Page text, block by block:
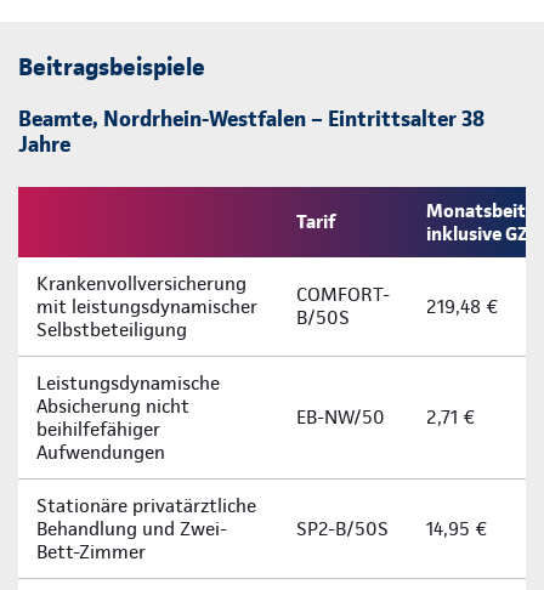
Beitragsbeispiele
Beamte, Nordrhein-Westfalen – Eintrittsalter 38
Jahre
Tarif
inklusive GZ
Krankenvollversicherung
mit leistungsdynamischer
Selbstbeteiligung
COMFORT-
B/50S
219,48 €
Leistungsdynamische
Absicherung nicht
beihilfefähiger
Aufwendungen
EB-NW/50 2,71 €
Stationäre privatärztliche
Behandlung und Zwei-
Bett-Zimmer
SP2-B/50S 14,95 €